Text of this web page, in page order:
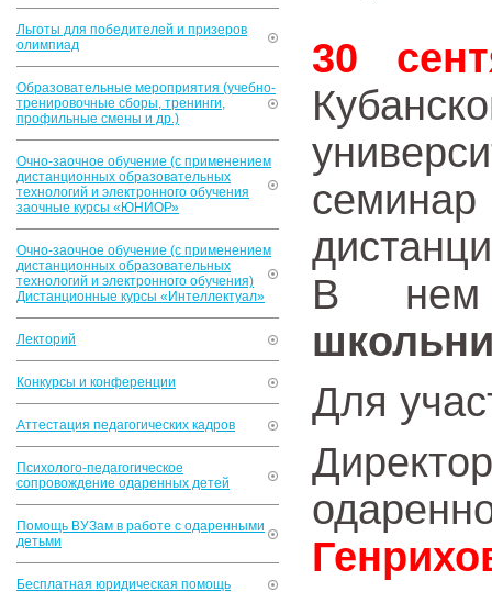
Льготы для победителей и призеров
олимпиад
Образовательные мероприятия (учебно-
тренировочные сборы, тренинги,
профильные смены и др.)
Очно-заочное обучение (с применением
дистанционных образовательных
технологий и электронного обучения
заочные курсы «ЮНИОР»
Очно-заочное обучение (с применением
дистанционных образовательных
технологий и электронного обучения)
Дистанционные курсы «Интеллектуал»
Лекторий
Конкурсы и конференции
Аттестация педагогических кадров
Психолого-педагогическое
сопровождение одаренных детей
Помощь ВУЗам в работе с одаренными
детьми
Бесплатная юридическая помощь
30
В нем
Для